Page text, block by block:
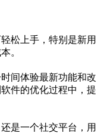
松上手，特别是新用
。
间体验最新功能和改
件的优化过程中，提
是一个社交平台，用